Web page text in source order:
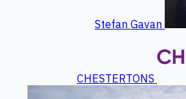
Stefan Gavan
CHESTERTONS